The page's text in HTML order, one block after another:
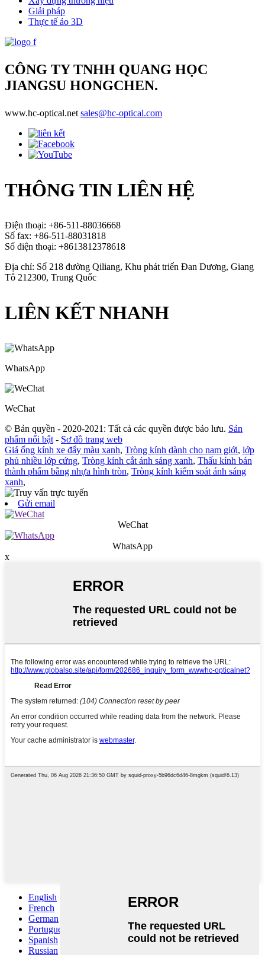
Giải pháp
Thực tế ảo 3D
CÔNG TY TNHH QUANG HỌC
JIANGSU HONGCHEN.
www.hc-optical.net sales@hc-optical.com
THÔNG TIN LIÊN HỆ
Điện thoại: +86-511-88036668
Số fax: +86-511-88031818
Số điện thoại: +8613812378618
Địa chỉ: Số 218 đường Qiliang, Khu phát triển Đan Dương, Giang
Tô 212300, Trung Quốc
LIÊN KẾT NHANH
WhatsApp
WeChat
© Bản quyền - 2020-2021: Tất cả các quyền được bảo lưu. Sản
phẩm nổi bật - Sơ đồ trang web
Giá ống kính xe đẩy màu xanh, Tròng kính dành cho nam giới, lớp
phủ nhiều lớp cứng, Tròng kính cắt ánh sáng xanh, Thấu kính bán
thành phẩm bằng nhựa hình tròn, Tròng kính kiểm soát ánh sáng
xanh,
Gửi email
WeChat
WhatsApp
x
English
French
German
Portuguese
Spanish
Russian